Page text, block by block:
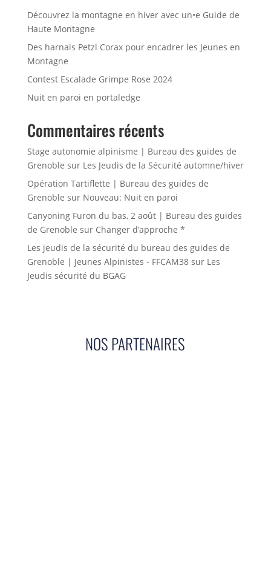
Découvrez la montagne en hiver avec un•e Guide de
Haute Montagne
Des harnais Petzl Corax pour encadrer les Jeunes en
Montagne
Contest Escalade Grimpe Rose 2024
Nuit en paroi en portaledge
Commentaires récents
Stage autonomie alpinisme | Bureau des guides de
Grenoble sur Les Jeudis de la Sécurité automne/hiver
Opération Tartiflette | Bureau des guides de
Grenoble sur Nouveau: Nuit en paroi
Canyoning Furon du bas, 2 août | Bureau des guides
de Grenoble sur Changer d’approche *
Les jeudis de la sécurité du bureau des guides de
Grenoble | Jeunes Alpinistes - FFCAM38sur Les
Jeudis sécurité du BGAG
NOS PARTENAIRES